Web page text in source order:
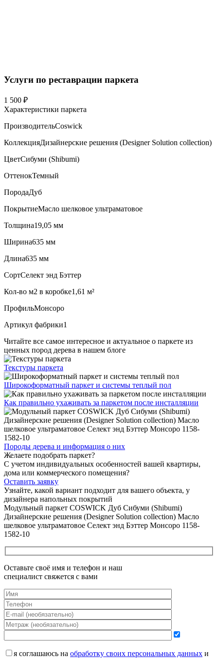
Услуги по реставрации паркета
1 500 ₽
Характеристики паркета
ПроизводительCoswick
КоллекцияДизайнерские решения (Designer Solution collection)
ЦветСибуми (Shibumi)
ОттенокТемный
ПородаДуб
ПокрытиеМасло шелковое ультраматовое
Толщина19,05 мм
Ширина635 мм
Длина635 мм
СортСелект энд Бэттер
Кол-во м2 в коробке1,61 м²
ПрофильМонсоро
Артикул фабрики1
Читайте все самое интересное и актуальное о паркете из
ценных пород дерева в нашем блоге
Текстуры паркета
Широкоформатный паркет и системы теплый пол
Как правильно ухаживать за паркетом после инсталляции
Породы дерева и информация о них
Желаете подобрать паркет?
С учетом индивидуальных особенностей вашей квартиры,
дома или коммерческого помещения?
Оставить заявку
Узнайте, какой вариант подходит для вашего объекта, у
дизайнера напольных покрытий
Модульный паркет COSWICK Дуб Сибуми (Shibumi)
Дизайнерские решения (Designer Solution collection) Масло
шелковое ультраматовое Селект энд Бэттер Монсоро 1158-
1582-10
Оставьте своё имя и телефон и наш
специалист свяжется с вами
я соглашаюсь на обработку своих персональных данных и